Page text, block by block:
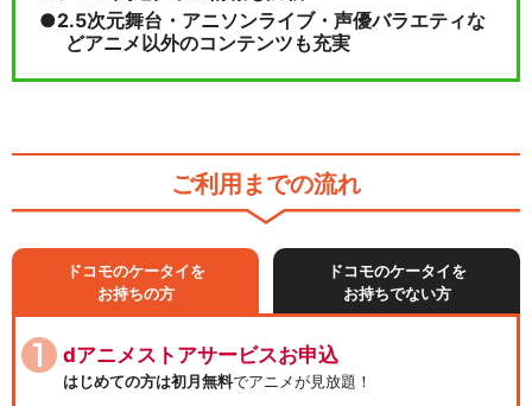
2.5次元舞台・アニソンライブ・声優バラエティな
どアニメ以外のコンテンツも充実
ご利用までの流れ
ドコモのケータイを
お持ちの方
ドコモのケータイを
お持ちでない方
dアニメストアサービスお申込
はじめての方は初月無料でアニメが見放題！